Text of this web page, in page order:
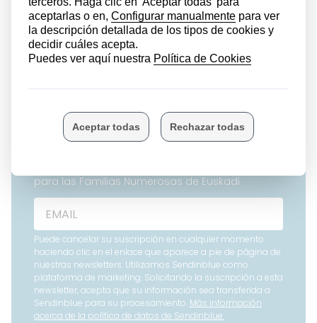
Folleto Familia
Numerosa
Apúntate a la Newsletter de
Hirukide
para las Familias Numerosas de Euskadi
Puede cancelar su suscripción en cualquier momento
haciendo clic en el enlace que aparece a pie de página de
nuestras newsletters. Utilizamos Sendinblue como
plataforma de marketing. Solicitando la suscripción a esta
newsletter, acepta que su información sea transferida a
Sendinblue para su procesamiento. Más información
acerca de la política de datos de Sendinblue.